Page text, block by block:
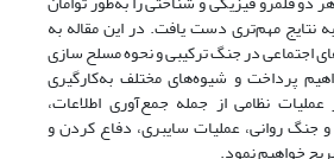
نتایج مهم‌تری دست یافت. در این مقاله به
اجتماعی در جنگ ترکیبی و نحوه مسلح سازی
پرداخت و شیوه‌های مختلف به‌کارگیری
نظامی از جمله جمع‌آوری اطلاعات،
جنگ روانی، عملیات سایبری، دفاع کردن و